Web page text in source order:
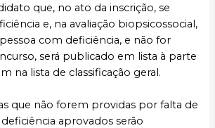
que, no ato da inscrição, se
e, na avaliação biopsicossocial,
com deficiência, e não for
será publicado em lista à parte
na lista de classificação geral.
que não forem providas por falta de
aprovados serão